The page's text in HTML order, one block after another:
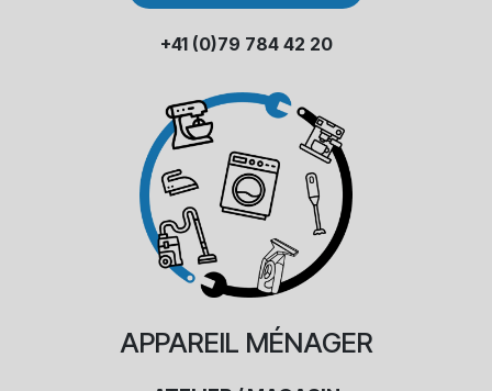
+41 (0)79 784 42 20
APPAREIL MÉNAGER